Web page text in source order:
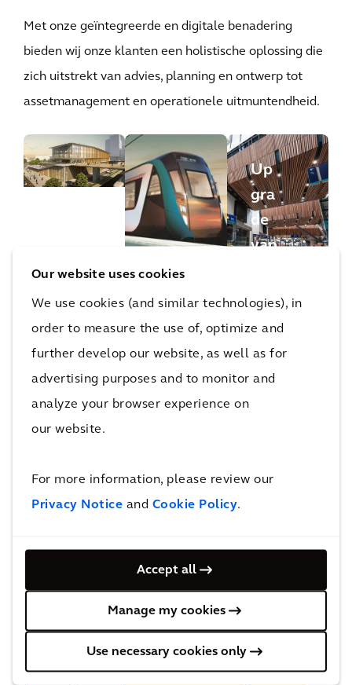
Our website uses cookies
We use cookies (and similar technologies), in
order to measure the use of, optimize and
further develop our website, as well as for
advertising purposes and to monitor and
analyze your browser experience on
our website.
For more information, please review our
Privacy Notice and Cookie Policy.
Accept all
Manage my cookies
Use necessary cookies only
Met onze geïntegreerde en digitale benadering
bieden wij onze klanten een holistische oplossing die
zich uitstrekt van advies, planning en ontwerp tot
assetmanagement en operationele uitmuntendheid.
nd
Pari
Exp
ress
Syd
Up
gra
de
van
Lon
Brid
over het spoor en transits
Erkenning
We staan op de derde plaats in
de